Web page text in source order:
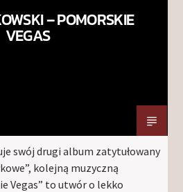
– POMORSKIE
VEGAS
swój drugi album zatytułowany
kolejną muzyczną
Vegas” to utwór o lekko